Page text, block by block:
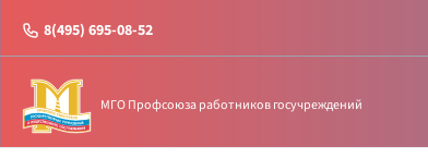
8(495) 695-08-52
МГО Профсоюза работников госучреждений